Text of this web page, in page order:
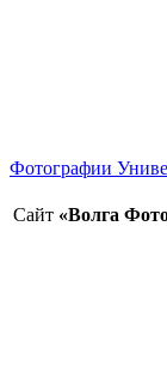
Фотографии
Сайт «Волга